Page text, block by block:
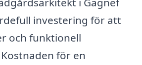
investering för att
och funktionell
för en